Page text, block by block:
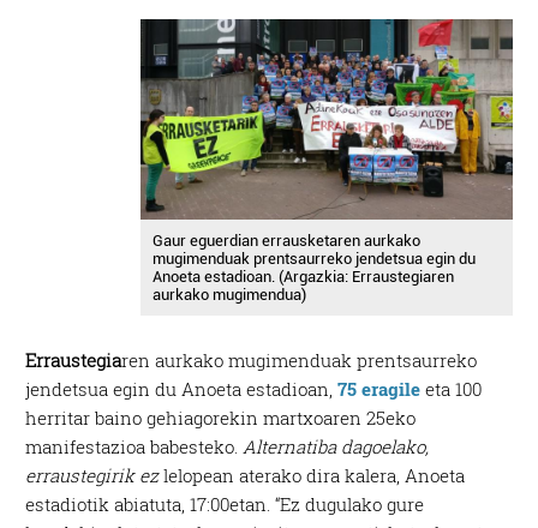
Gaur eguerdian errausketaren aurkako
mugimenduak prentsaurreko jendetsua egin du
Anoeta estadioan. (Argazkia: Erraustegiaren
aurkako mugimendua)
Erraustegiaren aurkako mugimenduak prentsaurreko
jendetsua egin du Anoeta estadioan,75 eragile eta 100
herritar baino gehiagorekin martxoaren 25eko
manifestazioa babesteko. Alternatiba dagoelako,
erraustegirik ezlelopean aterako dira kalera, Anoeta
estadiotik abiatuta, 17:00etan. “Ez dugulako gure